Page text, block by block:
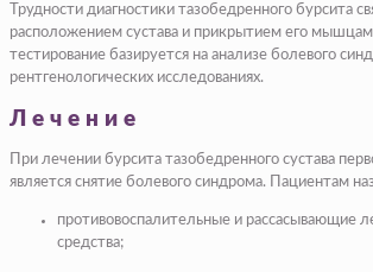
Трудности диагностики тазобедренного бурсита
расположением сустава и прикрытием его
тестирование базируется на анализе болевого
рентгенологических исследованиях.
Лечение
При лечении бурсита тазобедренного сустава
является снятие болевого синдрома. Пациентам
противовоспалительные и рассасывающие
средства;